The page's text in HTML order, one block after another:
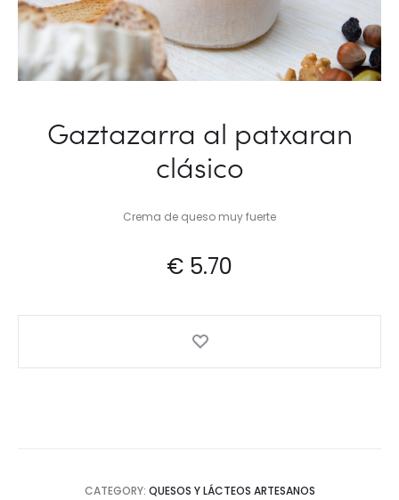
Gaztazarra al patxaran
clásico
Crema de queso muy fuerte
€ 5.70
CATEGORY: QUESOS Y LÁCTEOS ARTESANOS